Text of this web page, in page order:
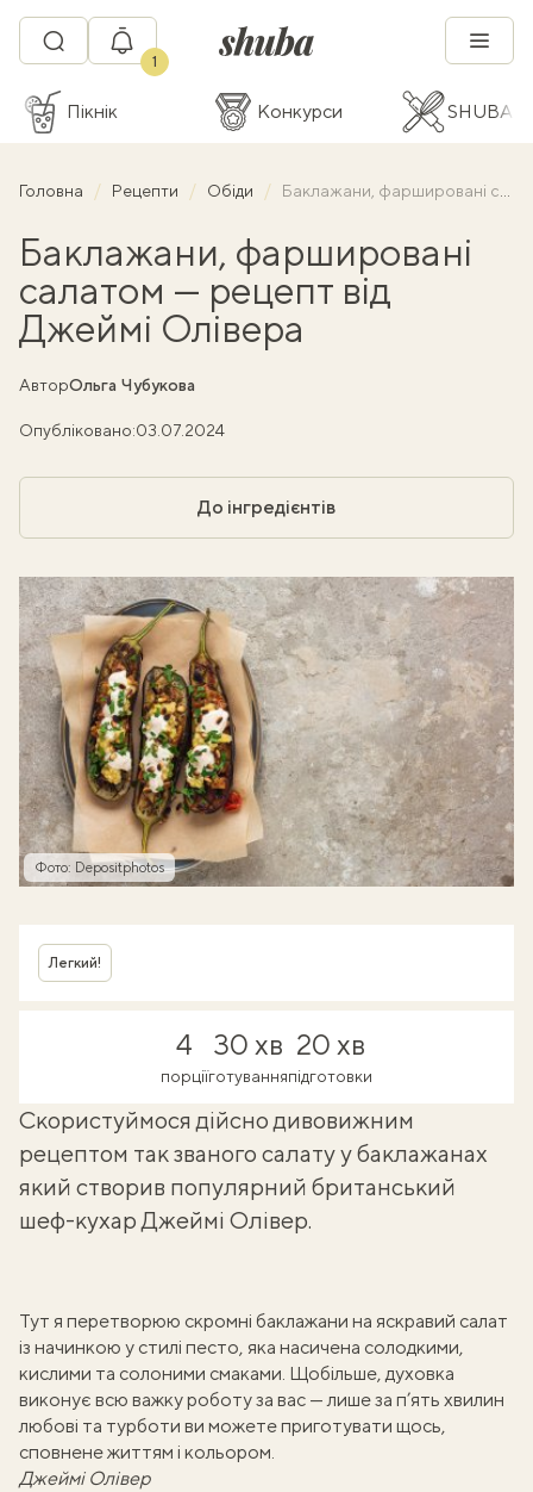
1
Пікнік Конкурси SHUBA
Головна Рецепти Обіди Баклажани, фаршировані салатом — рецепт від Джеймі Олівера
Баклажани, фаршировані
салатом — рецепт від
Джеймі Олівера
АвторОльга Чубукова
Опубліковано:03.07.2024
До інгредієнтів
Фото: Depositphotos
Легкий!
4
порції
30 хв
готування
20 хв
підготовки
Скористуймося дійсно дивовижним
рецептом так званого салату у баклажанах
який створив популярний британський
шеф-кухар Джеймі Олівер.
Тут я перетворюю скромні баклажани на яскравий салат
із начинкою у стилі песто, яка насичена солодкими,
кислими та солоними смаками. Щобільше, духовка
виконує всю важку роботу за вас — лише за п’ять хвилин
любові та турботи ви можете приготувати щось,
сповнене життям і кольором.
Джеймі Олівер